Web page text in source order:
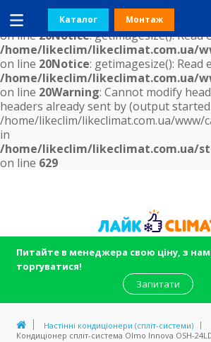
: getimagesize(): Read error! in
/home/likeclim/likeclimat.com.ua/
on line20Notice: getimagesize(): Read
/home/likeclim/likeclimat.com.ua/
on line 20Notice: getimagesize(): Read
/home/likeclim/likeclimat.com.ua/
on line 20Warning: Cannot modify
headers already sent by (output
/home/likeclim/likeclimat.com.ua/
in
/home/likeclim/likeclimat.com.ua/
on line 629
Каталог Монтаж
Питайте в менеджера свою ціну, з
торгуватися!
Запитати
Настінні кондиціонери (спліт-системи)
Кондиціонер спліт-система Olmo Innova OSH-